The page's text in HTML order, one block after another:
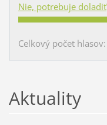
Nie, potrebuje doladiť
Celkový počet hlasov:
Aktuality